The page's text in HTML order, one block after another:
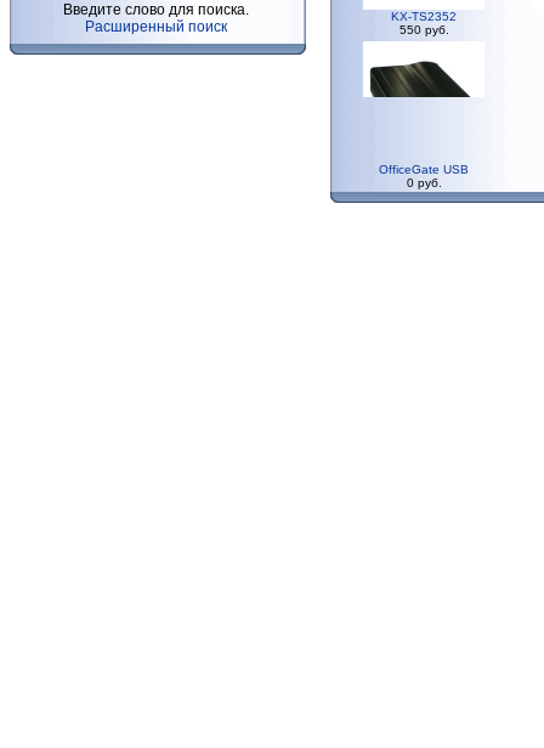
Введите слово для поиска.
Расширенный поиск
KX-TS2352
550 руб.
OfficeGate USB
0 руб.